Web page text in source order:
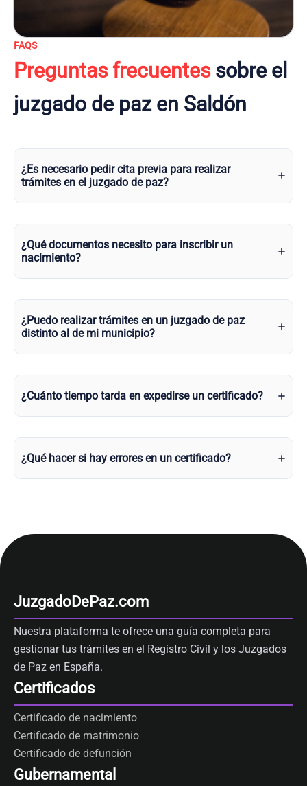
FAQS
Preguntas frecuentessobre el
juzgado de paz en Saldón
¿Es necesario pedir cita previa para realizar
trámites en el juzgado de paz?
¿Qué documentos necesito para inscribir un
nacimiento?
¿Puedo realizar trámites en un juzgado de paz
distinto al de mi municipio?
¿Cuánto tiempo tarda en expedirse un certificado?
¿Qué hacer si hay errores en un certificado?
JuzgadoDePaz.com
Nuestra plataforma te ofrece una guía completa para
gestionar tus trámites en el Registro Civil y los Juzgados
de Paz en España.
Certificados
Certificado de nacimiento
Certificado de matrimonio
Certificado de defunción
Gubernamental